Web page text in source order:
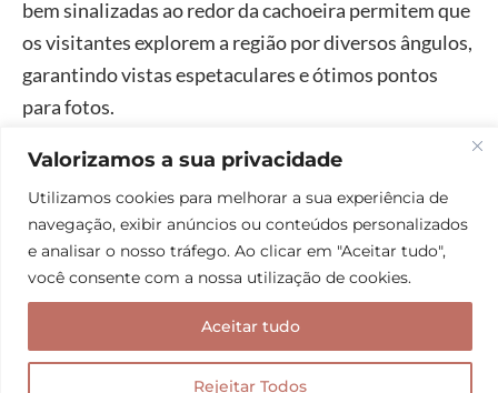
Valorizamos a sua privacidade
Utilizamos cookies para melhorar a sua experiência de
navegação, exibir anúncios ou conteúdos personalizados
e analisar o nosso tráfego. Ao clicar em "Aceitar tudo",
você consente com a nossa utilização de cookies.
Rejeitar Todos
Aceitar tudo
bem sinalizadas ao redor da cachoeira permitem que
os visitantes explorem a região por diversos ângulos,
garantindo vistas espetaculares e ótimos pontos
para fotos.
E é claro que você pode conhecê-la em um
guiado. O bom é que o transporte está incluso!
Leia também:Seguro viagem Islândia: qual é o
melhor? quanto custa? é obrigatório?